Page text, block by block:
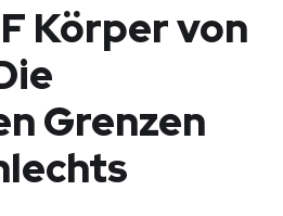
Körper von
Grenzen